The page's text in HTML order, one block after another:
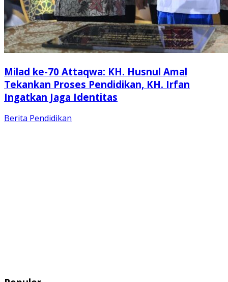
Milad ke-70 Attaqwa: KH. Husnul Amal
Tekankan Proses Pendidikan, KH. Irfan
Ingatkan Jaga Identitas
Berita Pendidikan